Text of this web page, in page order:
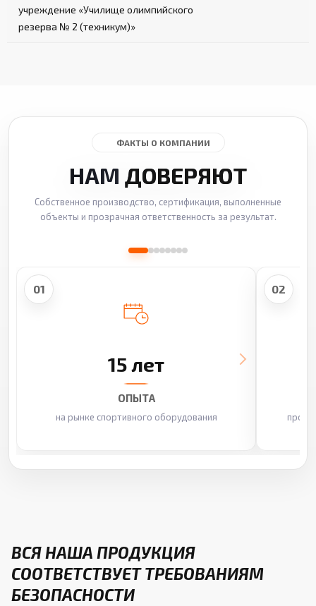
учреждение «Училище олимпийского
резерва № 2 (техникум)»
ФАКТЫ О КОМПАНИИ
НАМ ДОВЕРЯЮТ
Собственное производство, сертификация, выполненные
объекты и прозрачная ответственность за результат.
01
15 лет
ОПЫТА
на рынке спортивного оборудования
02
ВСЯ НАША ПРОДУКЦИЯ
СООТВЕТСТВУЕТ ТРЕБОВАНИЯМ
БЕЗОПАСНОСТИ